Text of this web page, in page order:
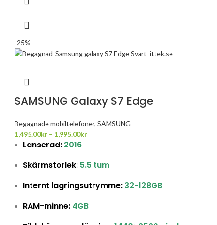
-25%
SAMSUNG Galaxy S7 Edge
Begagnade mobiltelefoner, SAMSUNG
1,495.00kr – 1,995.00kr
Lanserad: 2016
Skärmstorlek: 5.5 tum
Internt lagringsutrymme: 32-128GB
RAM-minne: 4GB